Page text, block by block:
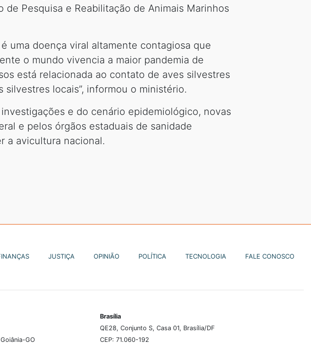
Pesquisa e Reabilitação de Animais Marinhos
uma doença viral altamente contagiosa que
o mundo vivencia a maior pandemia de
está relacionada ao contato de aves silvestres
locais”, informou o ministério.
e do cenário epidemiológico, novas
e pelos órgãos estaduais de sanidade
a avicultura nacional.
JUSTIÇA OPINIÃO POLÍTICA TECNOLOGIA FALE CONOSCO
GO
Brasília
QE28, Conjunto S, Casa 01, Brasília/DF
CEP: 71.060-192